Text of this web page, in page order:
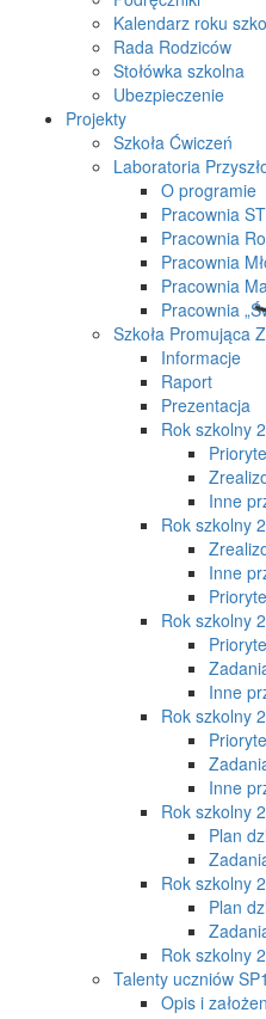
Kalendarz roku
Rada Rodziców
Stołówka szkolna
Ubezpieczenie
Projekty
Szkoła Ćwiczeń
Laboratoria
O programie
Pracownia
Pracownia
Pracownia
Pracownia
Pracownia
Szkoła Promująca
Informacje
Raport
Prezentacja
Rok szkolny
Inne
Rok szkolny
Inne
Rok szkolny
Inne
Rok szkolny
Inne
Rok szkolny
Plan
Rok szkolny
Plan
Rok szkolny
Talenty uczniów
Opis i